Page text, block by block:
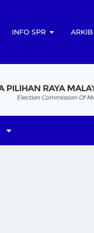
INFO SPR ARKIB